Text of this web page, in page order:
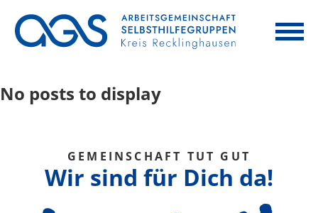
No posts to display
GEMEINSCHAFT TUT GUT
Wir sind für Dich da!